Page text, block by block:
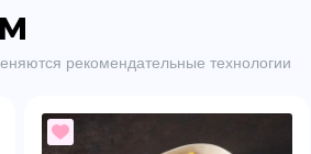
рекомендательные технологии